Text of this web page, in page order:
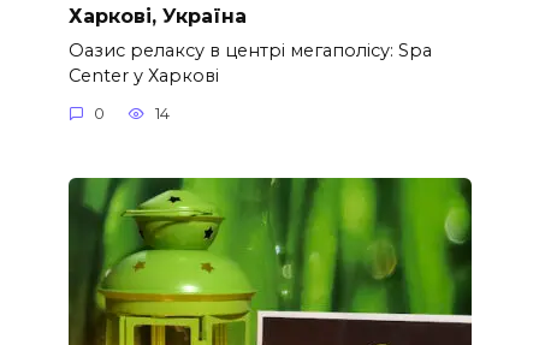
Харкові, Україна
Оазис релаксу в центрі мегаполісу: Spa
Center у Харкові
0 14